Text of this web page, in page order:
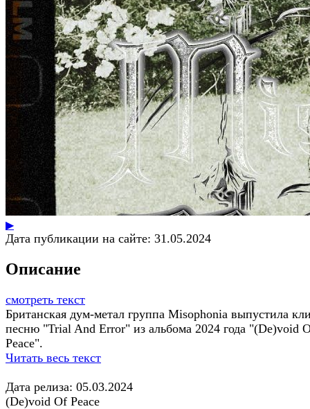
▶
Дата публикации на сайте: 31.05.2024
Описание
смотреть текст
Британская дум-метал группа Misophonia выпустила
песню "Trial And Error" из альбома 2024 года "(De)void
Peace".
Читать весь текст
Дата релиза: 05.03.2024
(De)void Of Peace